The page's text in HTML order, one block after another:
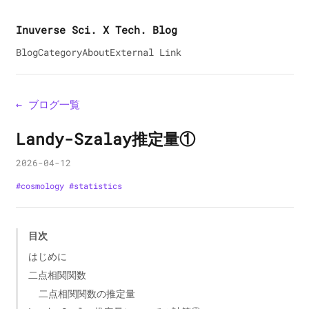
Inuverse Sci. X Tech. Blog
BlogCategoryAboutExternal Link
← ブログ一覧
Landy-Szalay推定量①
2026-04-12
#cosmology #statistics
目次
はじめに
二点相関関数
二点相関関数の推定量